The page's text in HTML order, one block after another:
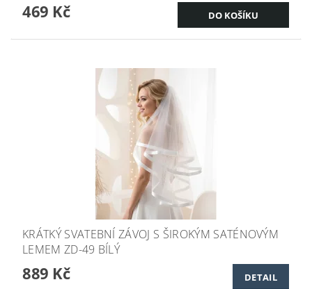
469 Kč
KRÁTKÝ SVATEBNÍ ZÁVOJ S ŠIROKÝM SATÉNOVÝM
LEMEM ZD-49 BÍLÝ
889 Kč DETAIL